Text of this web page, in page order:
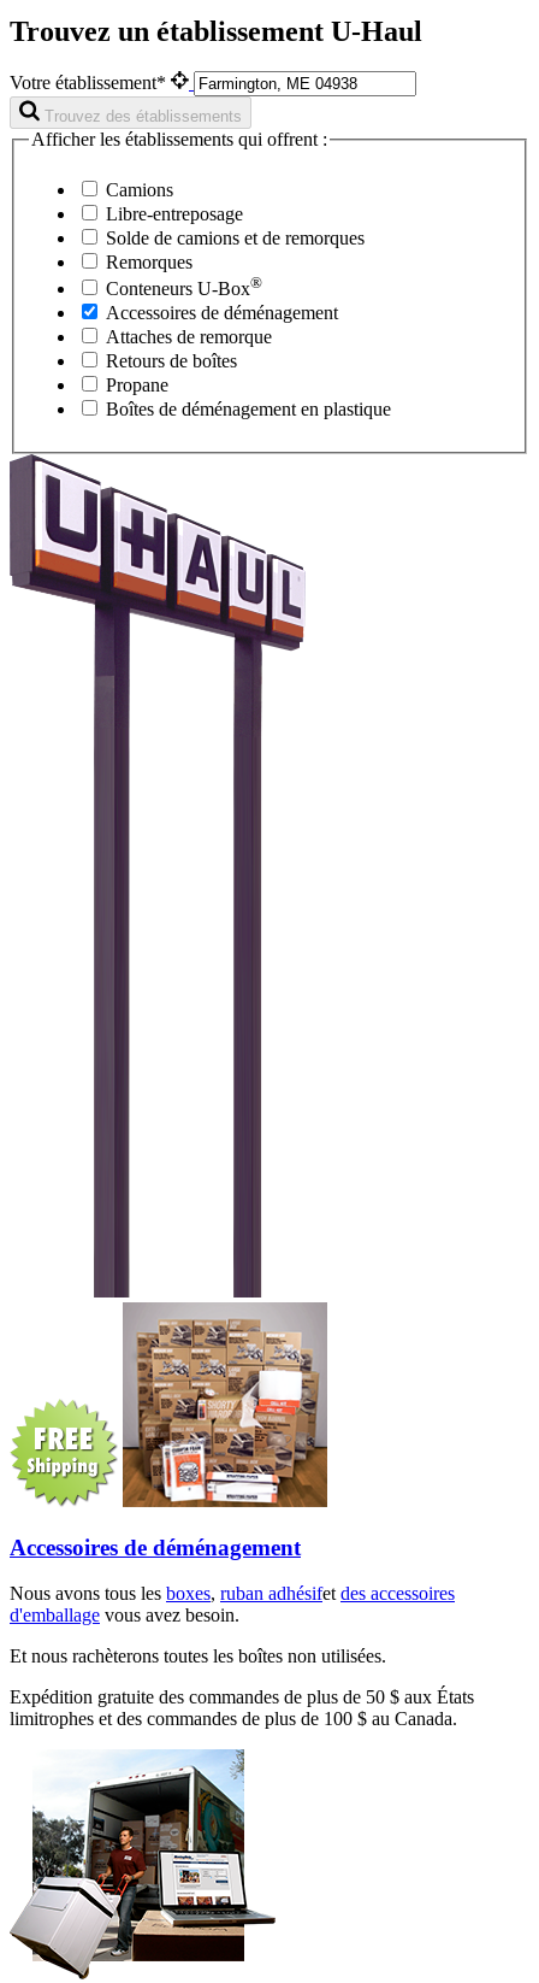
Trouvez un établissement U-Haul
Votre établissement*
Trouvez des établissements
Afficher les établissements qui offrent :
Camions
Libre-entreposage
Solde de camions et de remorques
Remorques
Conteneurs U-Box®
Accessoires de déménagement
Attaches de remorque
Retours de boîtes
Propane
Boîtes de déménagement en plastique
Accessoires de déménagement
Nous avons tous les boxes, ruban adhésifetdes accessoires
d'emballage vous avez besoin.
Et nous rachèterons toutes les boîtes non utilisées.
Expédition gratuite des commandes de plus de 50 $ aux États
limitrophes et des commandes de plus de 100 $ au Canada.